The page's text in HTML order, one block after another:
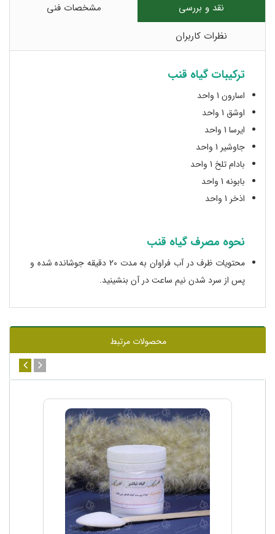
نقد و بررسی
مشخصات فنی
نظرات کاربران
ترکیبات گیاه قنب
اسارون 1 واحد
اوشق 1 واحد
ایرسا 1 واحد
جاوشیر 1 واحد
بادام تلخ 1 واحد
بابونه 1 واحد
اذخر 1 واحد
نحوه مصرف گیاه قنب
محتویات ظرف در آب فراوان به مدت 20 دقیقه جوشانده شده و
پس از سرد شدن نیم ساعت در آن بنشینید.
محصولات مرتبط